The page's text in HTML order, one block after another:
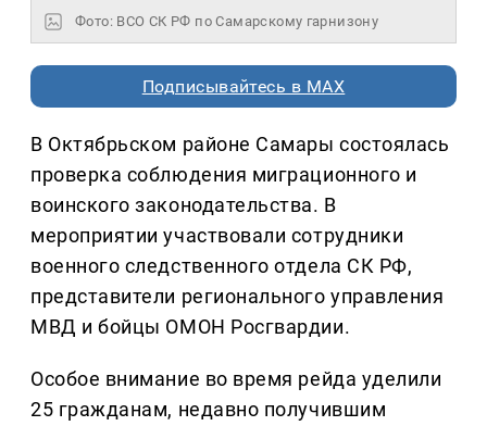
Фото: ВСО СК РФ по Самарскому гарнизону
Подписывайтесь в MAX
В Октябрьском районе Самары состоялась
проверка соблюдения миграционного и
воинского законодательства. В
мероприятии участвовали сотрудники
военного следственного отдела СК РФ,
представители регионального управления
МВД и бойцы ОМОН Росгвардии.
Особое внимание во время рейда уделили
25 гражданам, недавно получившим